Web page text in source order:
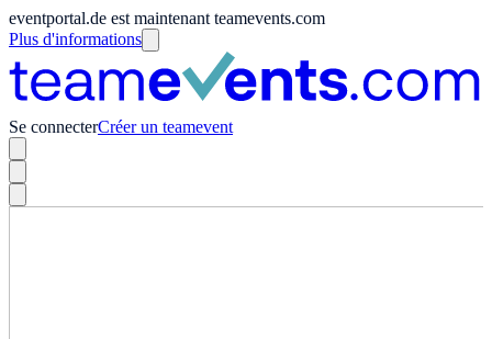
eventportal.de est maintenant teamevents.com
Plus d'informations
Se connecterCréer un teamevent